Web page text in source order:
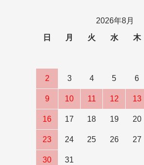
2026年8月
日
月 火 水 木
2 3 4 5 6
9 10 11 12 13
16 17 18 19 20
23 24 25 26 27
30 31